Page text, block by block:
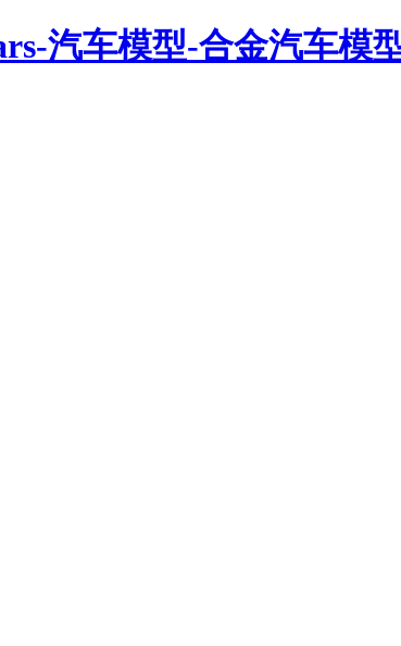
汽车模型-合金汽车模